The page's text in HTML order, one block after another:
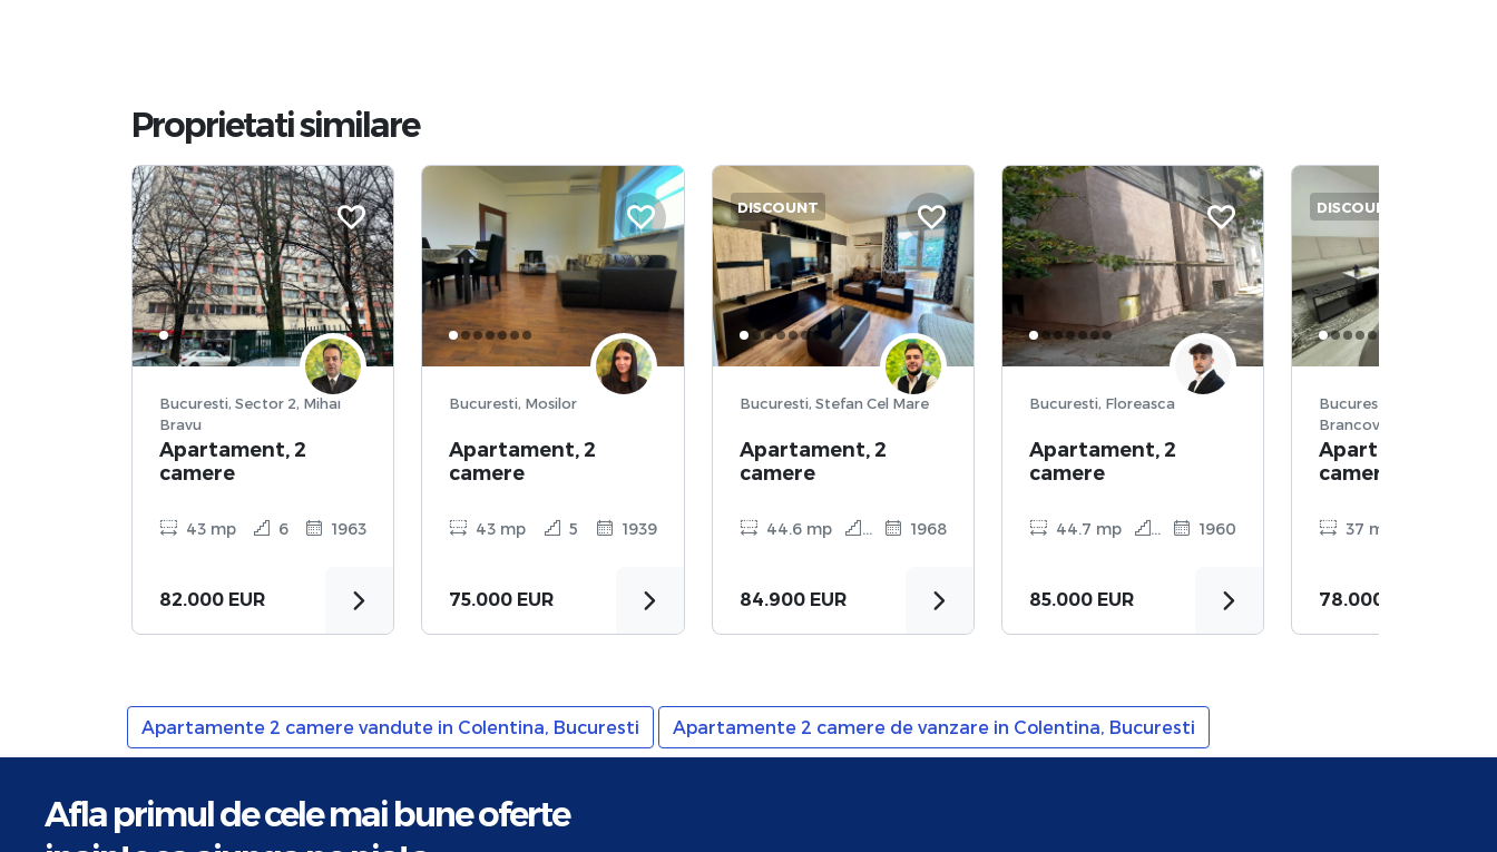
Proprietati similare
Bucuresti, Sector 2, Mihai
Bravu
Apartament, 2
camere
43 mp 6 1963
82.000 EUR
Bucuresti, Mosilor
Apartament, 2
camere
43 mp 5 1939
75.000 EUR
DISCOUNT
Bucuresti, Stefan Cel Mare
Apartament, 2
camere
44.6 mp 1 1968
84.900 EUR
Bucuresti, Floreasca
Apartament, 2
camere
44.7 mp D 1960
85.000 EUR
DISCOUNT
Bucuresti, Berceni,
Brancoveanu
Apartament, 2
camere
37 mp
78.000 EUR
Apartamente 2 camere vandute in Colentina, Bucuresti Apartamente 2 camere de vanzare in Colentina, Bucuresti
Afla primul de cele mai bune oferte